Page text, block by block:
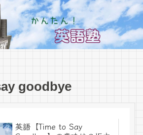
goodbye
英語【Time to Say